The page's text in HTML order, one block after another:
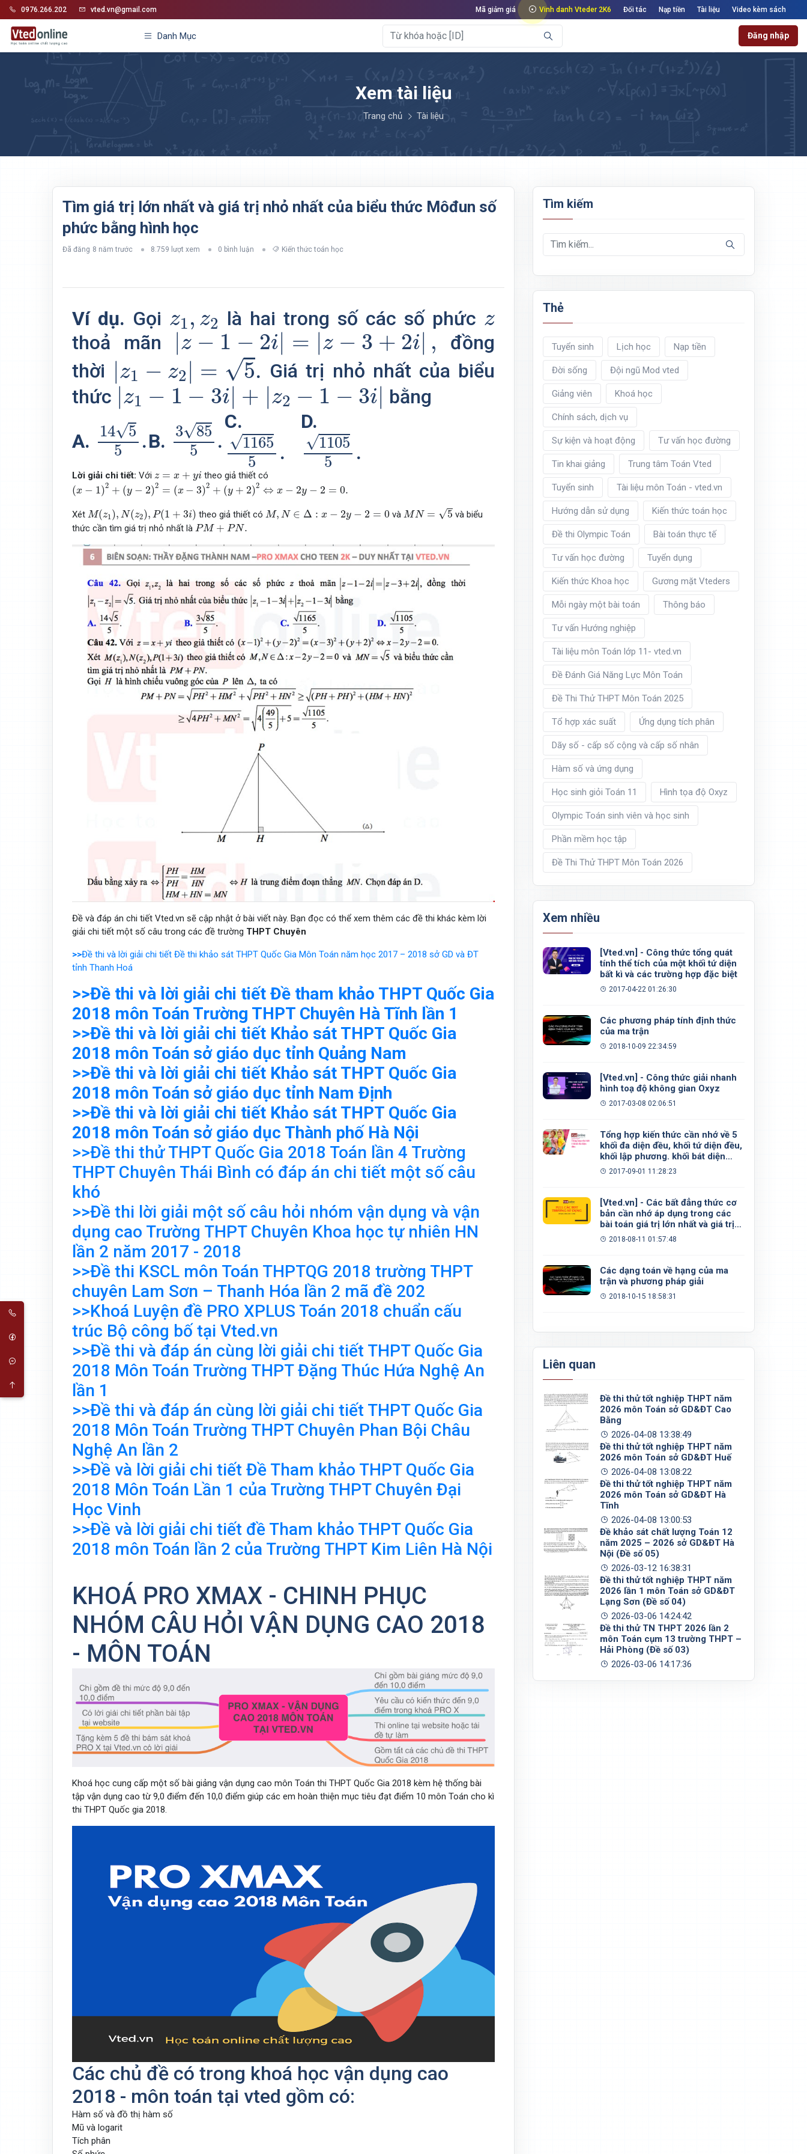
0976.266.202 vted.vn@gmail.com Mã giảm giá Vinh danh Vteder 2K6 Đối tác Nạp tiền Tài liệu Video kèm sách
Danh Mục Đăng nhập
Xem tài liệu
Trang chủ Tài liệu
Tìm giá trị lớn nhất và giá trị nhỏ nhất của biểu thức Môđun số
phức bằng hình học
Đã đăng 8 năm trước 8.759 lượt xem 0 bình luận Kiến thức toán học
Ví dụ. Gọi z1, z2
z1, z2 là hai trong số các số phức z
z
thoả mãn z − 1 − 2i = z − 3 + 2i ,
|z−1−2 |=|z−3+2 i|,
đồng
thời
z1 − z2 = √5.
| z1−z 2|=
Giá trị nhỏ nhất của biểu
thức z1 − 1 − 3i + z2 − 1 − 3i
|z1 1−3 + |z 2− 1−3 i|
bằng
A.
14√5
5
.
14 55
B. 3√85
5
.
3 855 .C.
√1165
5
.
1165 D.
√1105
5
.
1105
Lời giải chi tiết: Với z = x + yi
z +y theo giả thiết có
(x − 1)2 + (y − 2)2 = (x − 3)2 + (y + 2)2 ⇔ x − 2y − 2 = 0.
(x− 1)2+(y−2)2 = (x− 2+ y +2)2⇔ x−2 y−2=0.
Xét M(z1 ), N(z2), P(1 + 3i)
M(z ) N(z ,P (1+ i) theo giả thiết có M, N ∈ Δ : x − 2y − 2 = 0
M,N∈ Δ x− =0 vàMN = √5
MN=
và biểu
thức cần tìm giá trị nhỏ nhất là PM + PN.
PM+ P N.
Đề và đáp án chi tiết Vted.vn sẽ cập nhật ở bài viết này. Bạn đọc có thể xem thêm các đề thi khác kèm lời
giải chi tiết một số câu trong các đề trường THPT Chuyên
>>Đề thi và lời giải chi tiết Đề thi khảo sát THPT Quốc Gia Môn Toán năm học 2017 – 2018 sở GD và ĐT
tỉnh Thanh Hoá
>>Đề thi và lời giải chi tiết Đề tham khảo THPT Quốc Gia
2018 môn Toán Trường THPT Chuyên Hà Tĩnh lần 1
>>Đề thi và lời giải chi tiết Khảo sát THPT Quốc Gia
2018 môn Toán sở giáo dục tỉnh Quảng Nam
>>Đề thi và lời giải chi tiết Khảo sát THPT Quốc Gia
2018 môn Toán sở giáo dục tỉnh Nam Định
>>Đề thi và lời giải chi tiết Khảo sát THPT Quốc Gia
2018 môn Toán sở giáo dục Thành phố Hà Nội
>>Đề thi thử THPT Quốc Gia 2018 Toán lần 4 Trường
THPT Chuyên Thái Bình có đáp án chi tiết một số câu
khó
>>Đề thi lời giải một số câu hỏi nhóm vận dụng và vận
dụng cao Trường THPT Chuyên Khoa học tự nhiên HN
lần 2 năm 2017 - 2018
>>Đề thi KSCL môn Toán THPTQG 2018 trường THPT
chuyên Lam Sơn – Thanh Hóa lần 2 mã đề 202
>>Khoá Luyện đề PRO XPLUS Toán 2018 chuẩn cấu
trúc Bộ công bố tại Vted.vn
>>Đề thi và đáp án cùng lời giải chi tiết THPT Quốc Gia
2018 Môn Toán Trường THPT Đặng Thúc Hứa Nghệ An
lần 1
>>Đề thi và đáp án cùng lời giải chi tiết THPT Quốc Gia
2018 Môn Toán Trường THPT Chuyên Phan Bội Châu
Nghệ An lần 2
>>Đề và lời giải chi tiết Đề Tham khảo THPT Quốc Gia
2018 Môn Toán Lần 1 của Trường THPT Chuyên Đại
Học Vinh
>>Đề và lời giải chi tiết đề Tham khảo THPT Quốc Gia
2018 môn Toán lần 2 của Trường THPT Kim Liên Hà Nội
KHOÁ PRO XMAX - CHINH PHỤC
NHÓM CÂU HỎI VẬN DỤNG CAO 2018
- MÔN TOÁN
Khoá học cung cấp một số bài giảng vận dụng cao môn Toán thi THPT Quốc Gia 2018 kèm hệ thống bài
tập vận dụng cao từ 9,0 điểm đến 10,0 điểm giúp các em hoàn thiện mục tiêu đạt điểm 10 môn Toán cho kì
thi THPT Quốc gia 2018.
Các chủ đề có trong khoá học vận dụng cao
2018 - môn toán tại vted gồm có:
Hàm số và đồ thị hàm số
Mũ và logarit
Tích phân
Tìm kiếm
Thẻ
Tuyển sinh Lịch học Nạp tiền
Đời sống Đội ngũ Mod vted
Giảng viên Khoá học
Chính sách, dịch vụ
Sự kiện và hoạt động Tư vấn học đường
Tin khai giảng Trung tâm Toán Vted
Tuyển sinh Tài liệu môn Toán - vted.vn
Hướng dẫn sử dụng Kiến thức toán học
Đề thi Olympic Toán Bài toán thực tế
Tư vấn học đường Tuyển dụng
Kiến thức Khoa học Gương mặt Vteders
Mỗi ngày một bài toán Thông báo
Tư vấn Hướng nghiệp
Tài liệu môn Toán lớp 11- vted.vn
Đề Đánh Giá Năng Lực Môn Toán
Đề Thi Thử THPT Môn Toán 2025
Tổ hợp xác suất Ứng dụng tích phân
Dãy số - cấp số cộng và cấp số nhân
Hàm số và ứng dụng
Học sinh giỏi Toán 11 Hình tọa độ Oxyz
Olympic Toán sinh viên và học sinh
Phần mềm học tập
Đề Thi Thử THPT Môn Toán 2026
Xem nhiều
[Vted.vn] - Công thức tổng quát
tính thể tích của một khối tứ diện
bất kì và các trường hợp đặc biệt
2017-04-22 01:26:30
Các phương pháp tính định thức
của ma trận
2018-10-09 22:34:59
[Vted.vn] - Công thức giải nhanh
hình toạ độ không gian Oxyz
2017-03-08 02:06:51
Tổng hợp kiến thức cần nhớ về 5
khối đa diện đều, khối tứ diện đều,
khối lập phương. khối bát diện
đều, khối 12 mặt đều, khối 20 mặt
2017-09-01 11:28:23
[Vted.vn] - Các bất đẳng thức cơ
bản cần nhớ áp dụng trong các
bài toán giá trị lớn nhất và giá trị
nhỏ nhất
2018-08-11 01:57:48
Các dạng toán về hạng của ma
trận và phương pháp giải
2018-10-15 18:58:31
Liên quan
Đề thi thử tốt nghiệp THPT năm
2026 môn Toán sở GD&ĐT Cao
Bằng
2026-04-08 13:38:49
Đề thi thử tốt nghiệp THPT năm
2026 môn Toán sở GD&ĐT Huế
2026-04-08 13:08:22
Đề thi thử tốt nghiệp THPT năm
2026 môn Toán sở GD&ĐT Hà
Tĩnh
2026-04-08 13:00:53
Đề khảo sát chất lượng Toán 12
năm 2025 – 2026 sở GD&ĐT Hà
Nội (Đề số 05)
2026-03-12 16:38:31
Đề thi thử tốt nghiệp THPT năm
2026 lần 1 môn Toán sở GD&ĐT
Lạng Sơn (Đề số 04)
2026-03-06 14:24:42
Đề thi thử TN THPT 2026 lần 2
môn Toán cụm 13 trường THPT –
Hải Phòng (Đề số 03)
2026-03-06 14:17:36